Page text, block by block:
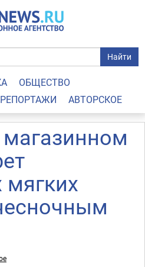
Найти
ОБЩЕСТВО
АВТОРСКОЕ
магазинном